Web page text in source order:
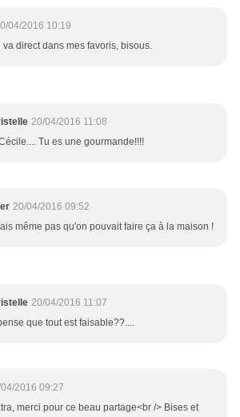
04/2016 10:19
va direct dans mes favoris, bisous.
20/04/2016 11:08
Tu es une gourmande!!!!
20/04/2016 09:52
même pas qu'on pouvait faire ça à la maison !
20/04/2016 11:07
que tout est faisable??....
2016 09:27
merci pour ce beau partage<br /> Bises et